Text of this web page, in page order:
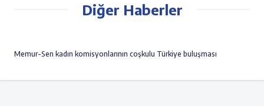
Diğer Haberler
Memur-Sen kadın komisyonlarının coşkulu Türkiye buluşması